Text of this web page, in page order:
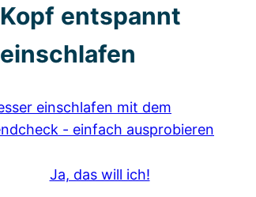
Kopf entspannt
einschlafen
Ja, das will ich!